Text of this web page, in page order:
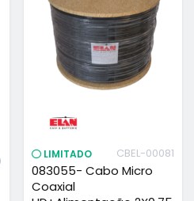
LIMITADO CBEL-00081
083055- Cabo Micro
Coaxial